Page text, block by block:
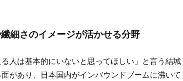
細さのイメージが活かせる分野
人は基本的にいないと思ってほしい」と言う結城
があり、日本国内がインバウンドブームに沸いて